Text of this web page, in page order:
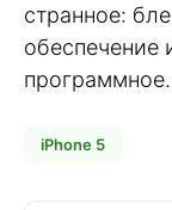
странное:
iPhone 5